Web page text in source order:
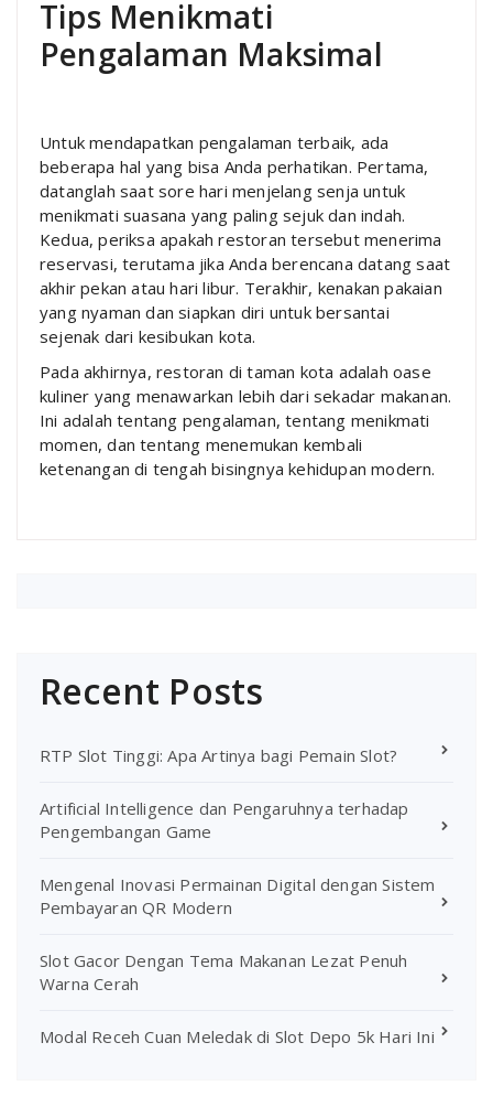
Tips Menikmati
Pengalaman Maksimal
Untuk mendapatkan pengalaman terbaik, ada
beberapa hal yang bisa Anda perhatikan. Pertama,
datanglah saat sore hari menjelang senja untuk
menikmati suasana yang paling sejuk dan indah.
Kedua, periksa apakah restoran tersebut menerima
reservasi, terutama jika Anda berencana datang saat
akhir pekan atau hari libur. Terakhir, kenakan pakaian
yang nyaman dan siapkan diri untuk bersantai
sejenak dari kesibukan kota.
Pada akhirnya, restoran di taman kota adalah oase
kuliner yang menawarkan lebih dari sekadar makanan.
Ini adalah tentang pengalaman, tentang menikmati
momen, dan tentang menemukan kembali
ketenangan di tengah bisingnya kehidupan modern.
Recent Posts
RTP Slot Tinggi: Apa Artinya bagi Pemain Slot?
Artificial Intelligence dan Pengaruhnya terhadap
Pengembangan Game
Mengenal Inovasi Permainan Digital dengan Sistem
Pembayaran QR Modern
Slot Gacor Dengan Tema Makanan Lezat Penuh
Warna Cerah
Modal Receh Cuan Meledak di Slot Depo 5k Hari Ini